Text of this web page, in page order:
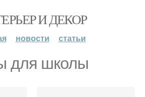
И ДЕКОР
новости статьи
для школы